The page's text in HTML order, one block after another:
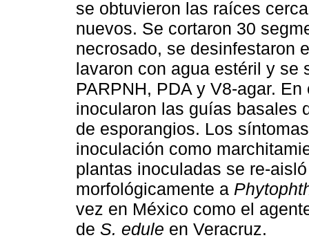
se obtuvieron las raíces
nuevos. Se cortaron 30
necrosado, se desinfestaron
lavaron con agua estéril y se
PARPNH, PDA y V8-agar.
inocularon las guías basales
de esporangios. Los
inoculación como
plantas inoculadas se re-
morfológicamente a
vez en México como el
de S. edule en Veracruz.